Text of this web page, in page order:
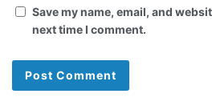
Save my name, email, and
next time I comment.